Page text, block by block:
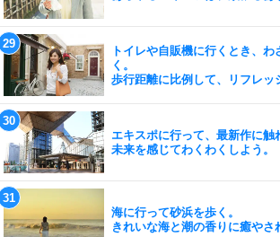
トイレや自販機に行くとき、
く。
歩行距離に比例して、リフレッ
エキスポに行って、最新作に触
未来を感じてわくわくしよう。
海に行って砂浜を歩く。
きれいな海と潮の香りに癒やさ